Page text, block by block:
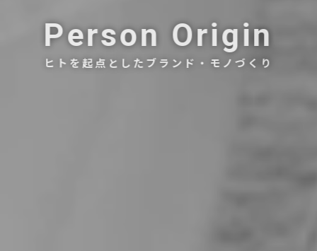
Person Origin
ヒトを起点としたブランド・モノづくり